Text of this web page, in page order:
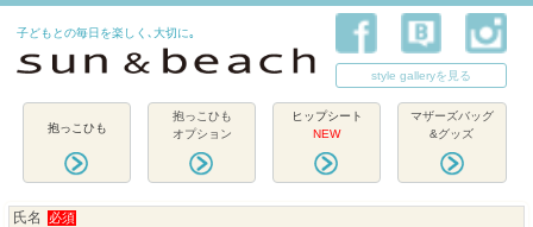
子どもとの毎日を楽しく､大切に｡
style galleryを見る
抱っこひも
抱っこひも
オプション
ヒップシート
NEW
マザーズバッグ
&グッズ
氏名 必須